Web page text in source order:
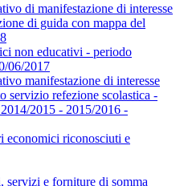
di manifestazione di interesse
di guida con mappa del
non educativi - periodo
06/2017
manifestazione di interesse
servizio refezione scolastica -
2015 - 2015/2016 -
economici riconosciuti e
e forniture di somma